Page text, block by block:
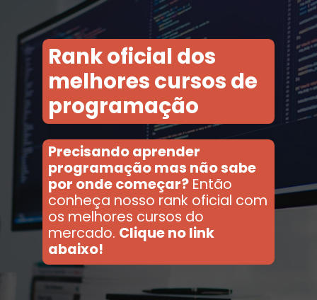
Precisando aprender
programação mas não sabe
por onde começar? Então
conheça nosso rank oficial com
os melhores cursos do
mercado. Clique no link
abaixo!
Rank oficial dos
melhores cursos de
programação